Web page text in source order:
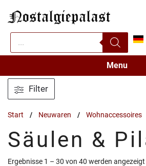
Inhalt
springen
Products
search
Menu
Start / Neuwaren / Wohnaccessoires
Säulen &
Ergebnisse 1 – 30 von 40 werden angezeigt
Filter